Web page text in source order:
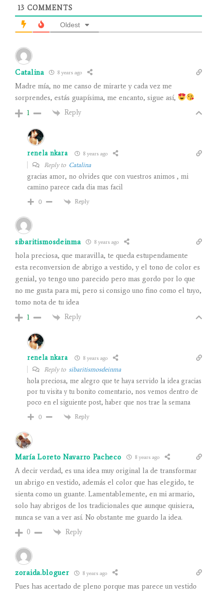
13 COMMENTS
Oldest
Catalina 8 years ago
Madre mía, no me canso de mirarte y cada vez me
sorprendes, estás guapísima, me encanto, sigue así,
1 Reply
renela nkara 8 years ago
Reply to Catalina
gracias amor, no olvides que con vuestros animos , mi
camino parece cada dia mas facil
0 Reply
sibaritismosdeinma 8 years ago
hola preciosa, que maravilla, te queda estupendamente
esta reconversion de abrigo a vestido, y el tono de color es
genial, yo tengo uno parecido pero mas gordo por lo que
no me gusta para mi, pero si consigo uno fino como el tuyo,
tomo nota de tu idea
1 Reply
renela nkara 8 years ago
Reply to sibaritismosdeinma
hola preciosa, me alegro que te haya servido la idea gracias
por tu visita y tu bonito comentario, nos vemos dentro de
poco en el siguiente post, haber que nos trae la semana
0 Reply
María Loreto Navarro Pacheco 8 years ago
A decir verdad, es una idea muy original la de transformar
un abrigo en vestido, además el color que has elegido, te
sienta como un guante. Lamentablemente, en mi armario,
solo hay abrigos de los tradicionales que aunque quisiera,
nunca se van a ver así. No obstante me guardo la idea.
0 Reply
zoraida.bloguer 8 years ago
Pues has acertado de pleno porque mas parece un vestido